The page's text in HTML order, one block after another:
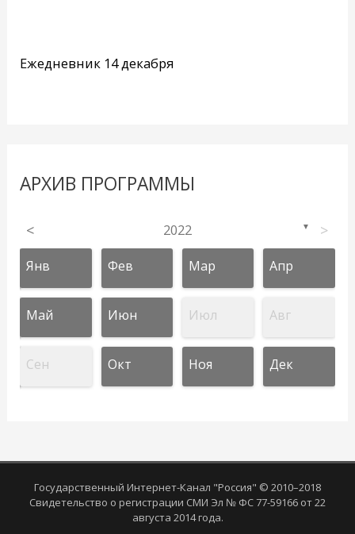
Ежедневник 14 декабря
АРХИВ ПРОГРАММЫ
< 2022 ▼ >
Янв Фев Мар Апр
Май Июн Июл Авг
Сен Окт Ноя Дек
Государственный Интернет-Канал "Россия" © 2010–2018
Свидетельство о регистрации СМИ Эл № ФС 77-59166 от 22
августа 2014 года.